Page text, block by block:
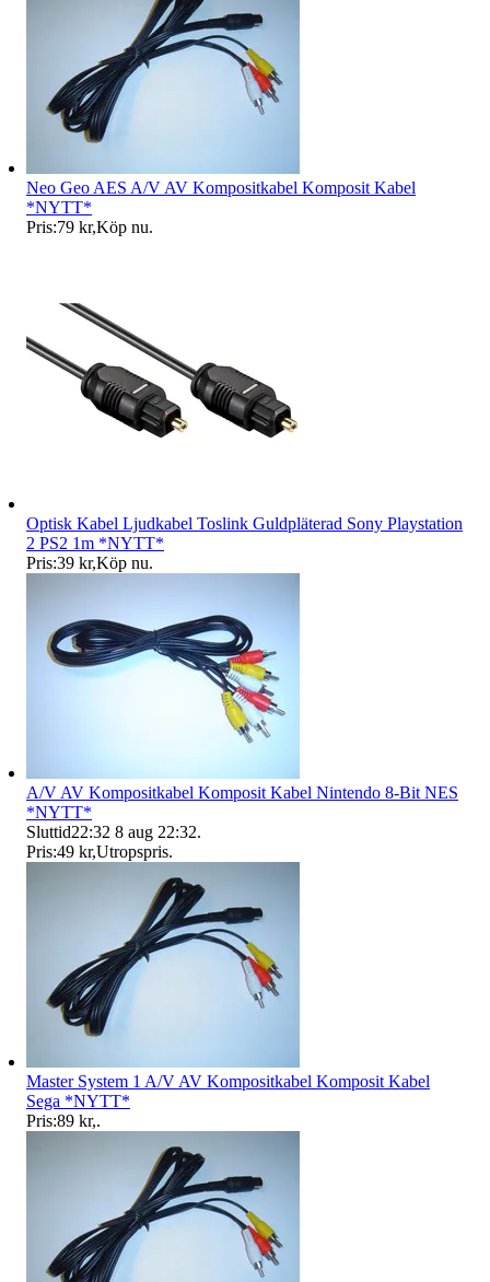
Neo Geo AES A/V AV Kompositkabel Komposit Kabel
*NYTT*
Pris:79 kr,Köp nu.
Optisk Kabel Ljudkabel Toslink Guldpläterad Sony Playstation
2 PS2 1m *NYTT*
Pris:39 kr,Köp nu.
A/V AV Kompositkabel Komposit Kabel Nintendo 8-Bit NES
*NYTT*
Sluttid22:32 8 aug 22:32.
Pris:49 kr,Utropspris.
Master System 1 A/V AV Kompositkabel Komposit Kabel
Sega *NYTT*
Pris:89 kr,.